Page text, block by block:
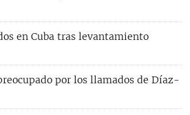
en Cuba tras levantamiento
por los llamados de Díaz-